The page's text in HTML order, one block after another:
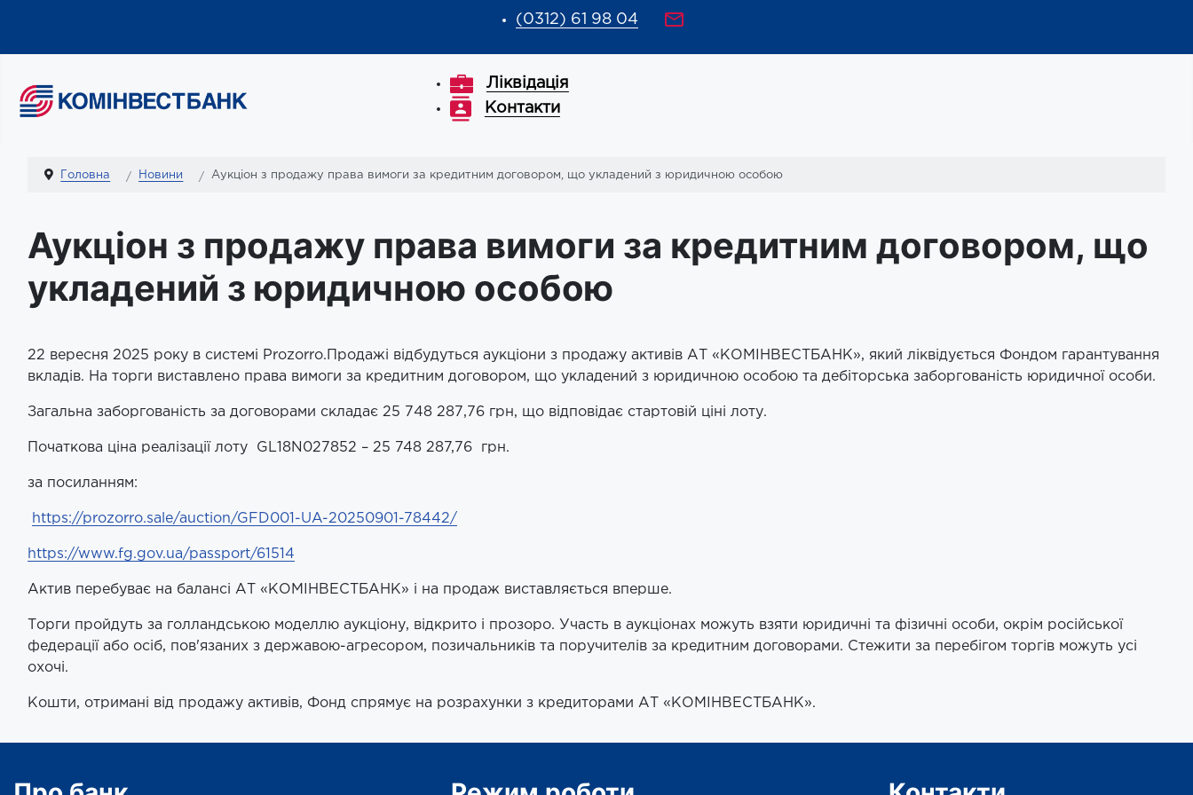
(0312) 61 98 04
Ліквідація
Контакти
Головна Новини Аукціон з продажу права вимоги за кредитним договором, що укладений з юридичною особою
Аукціон з продажу права вимоги за кредитним договором, що
укладений з юридичною особою
22 вересня 2025 року в системі Prozorro.Продажі відбудуться аукціони з продажу активів АТ «КОМІНВЕСТБАНК», який ліквідується Фондом гарантування
вкладів. На торги виставлено права вимоги за кредитним договором, що укладений з юридичною особою та дебіторська заборгованість юридичної особи.
Загальна заборгованість за договорами складає 25 748 287,76 грн, що відповідає стартовій ціні лоту.
Початкова ціна реалізації лоту GL18N027852 – 25 748 287,76 грн.
за посиланням:
https://prozorro.sale/auction/GFD001-UA-20250901-78442/
https://www.fg.gov.ua/passport/61514
Актив перебуває на балансі АТ «КОМІНВЕСТБАНК» і на продаж виставляється вперше.
Торги пройдуть за голландською моделлю аукціону, відкрито і прозоро. Участь в аукціонах можуть взяти юридичні та фізичні особи, окрім російської
федерації або осіб, пов'язаних з державою-агресором, позичальників та поручителів за кредитним договорами. Стежити за перебігом торгів можуть усі
охочі.
Кошти, отримані від продажу активів, Фонд спрямує на розрахунки з кредиторами АТ «КОМІНВЕСТБАНК».